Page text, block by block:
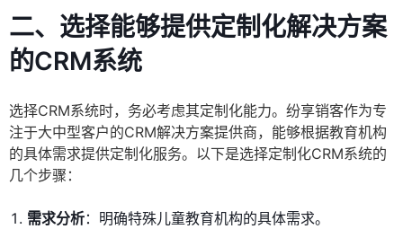
二、选择能够提供定制化解决方案
的CRM系统
选择CRM系统时，务必考虑其定制化能力。纷享销客作为专
注于大中型客户的CRM解决方案提供商，能够根据教育机构
的具体需求提供定制化服务。以下是选择定制化CRM系统的
几个步骤：
需求分析：明确特殊儿童教育机构的具体需求。